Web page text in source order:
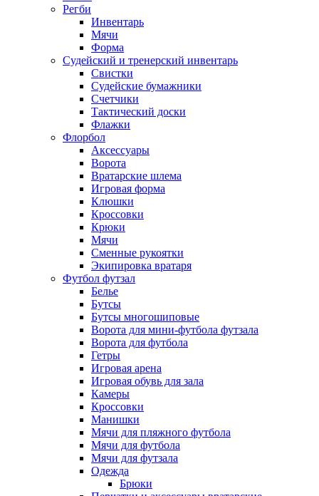
Регби
Инвентарь
Мячи
Форма
Судейский и тренерский инвентарь
Свистки
Судейские бумажники
Счетчики
Тактический доски
Флажки
Флорбол
Аксессуары
Ворота
Вратарские шлема
Игровая форма
Клюшки
Кроссовки
Крюки
Мячи
Сменные рукоятки
Экипировка вратаря
Футбол футзал
Белье
Бутсы
Бутсы многошиповые
Ворота для мини-футбола футзала
Ворота для футбола
Гетры
Игровая арена
Игровая обувь для зала
Камеры
Кроссовки
Манишки
Мячи для пляжного футбола
Мячи для футбола
Мячи для футзала
Одежда
Брюки